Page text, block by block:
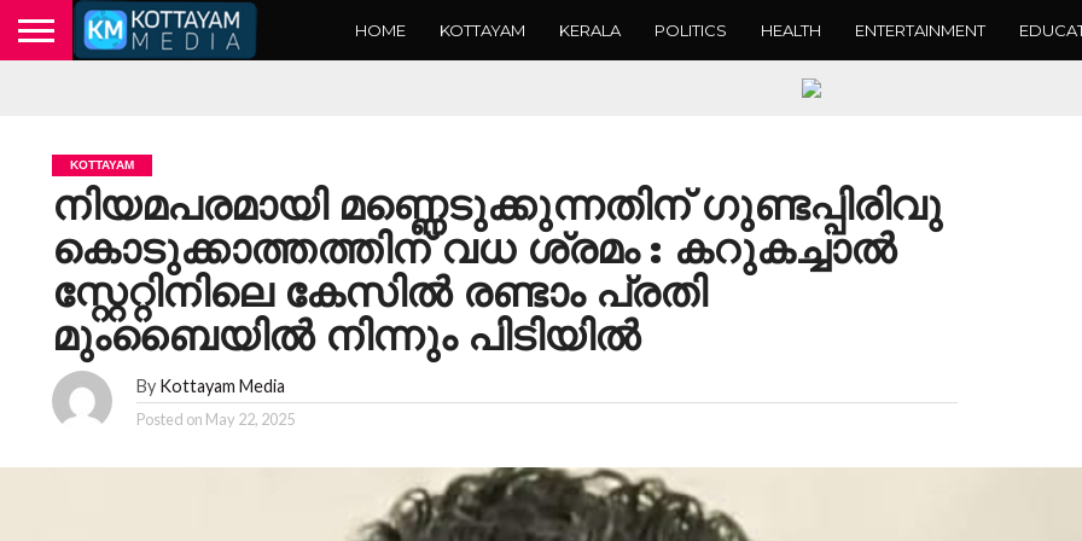
HOME KOTTAYAM KERALA POLITICS HEALTH ENTERTAINMENT
KOTTAYAM
നിയമപരമായി മണ്ണെടുക്കുന്നതിന് ഗുണ്ടപ്പിരിവു
കൊടുക്കാത്തത്തിന് വധ ശ്രമം : കറുകച്ചാൽ
സ്റ്റേറ്റിനിലെ കേസിൽ രണ്ടാം പ്രതി
മുംബൈയിൽ നിന്നും പിടിയിൽ
By Kottayam Media
Posted on May 22, 2025